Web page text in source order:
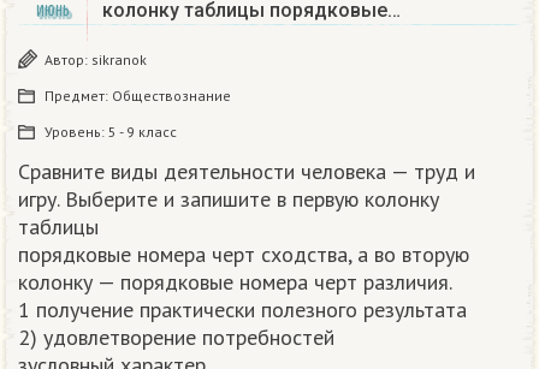
ИЮНЬ
колонку таблицы порядковые…
Автор: sikranok
Предмет: Обществознание
Уровень: 5 - 9 класс
Сравните виды деятельности человека — труд и
игру. Выберите и запишите в первую колонку
таблицы
порядковые номера черт сходства, а во вторую
колонку — порядковые номера черт различия.
1 получение практически полезного результата
2) удовлетворение потребностей